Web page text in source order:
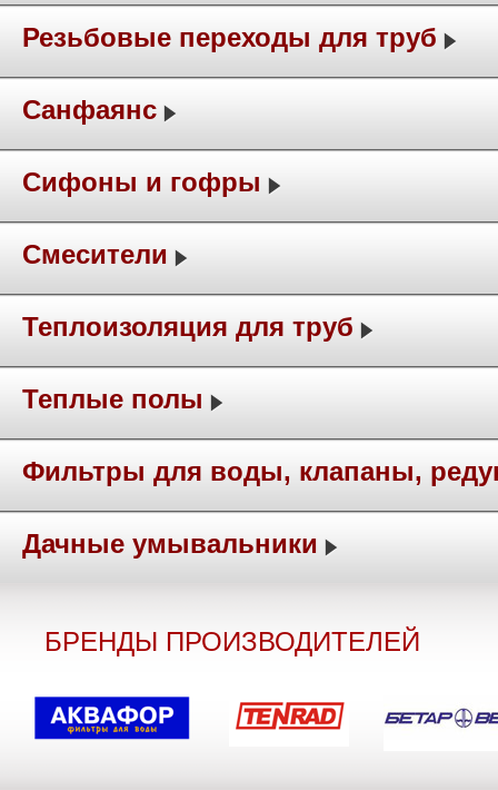
Резьбовые переходы для труб
Санфаянс
Сифоны и гофры
Смесители
Теплоизоляция для труб
Теплые полы
Фильтры для воды, клапаны,
Дачные умывальники
БРЕНДЫ ПРОИЗВОДИТЕЛЕЙ